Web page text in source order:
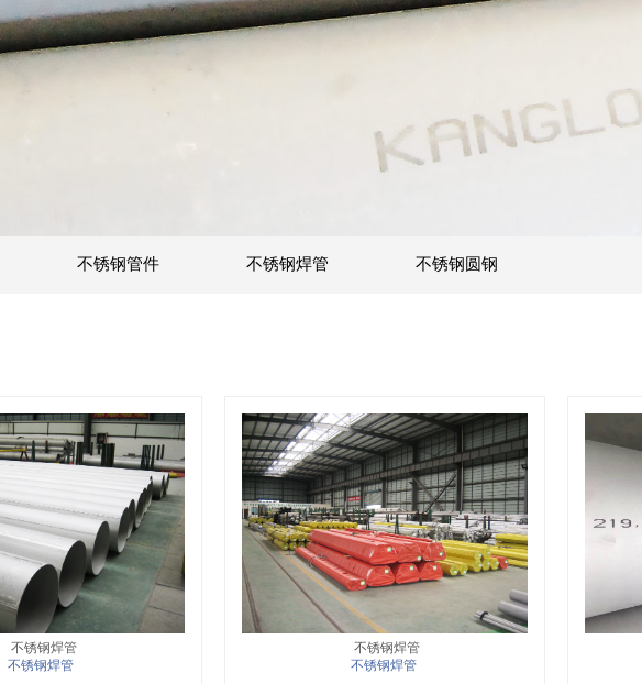
不锈钢管件 不锈钢焊管 不锈钢圆钢
不锈钢焊管
不锈钢焊管
不锈钢焊管
不锈钢焊管